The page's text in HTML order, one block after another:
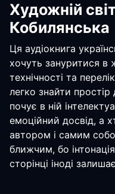
Художній
Кобилянська
Ця аудіокнига
хочуть зануритися в
технічності та
легко знайти простір
почує в ній
емоційний досвід, а
автором і самим
ближчим, бо
сторінці іноді